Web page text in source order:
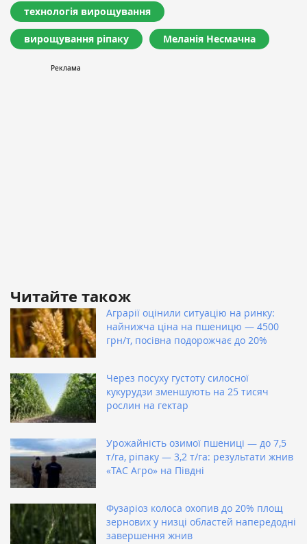
технологія вирощування
вирощування ріпаку Меланія Несмачна
Читайте також
Аграрії оцінили ситуацію на ринку:
найнижча ціна на пшеницю — 4500
грн/т, посівна подорожчає до 20%
Через посуху густоту силосної
кукурудзи зменшують на 25 тисяч
рослин на гектар
Урожайність озимої пшениці — до 7,5
т/га, ріпаку — 3,2 т/га: результати жнив
«ТАС Агро» на Півдні
Фузаріоз колоса охопив до 20% площ
зернових у низці областей напередодні
завершення жнив